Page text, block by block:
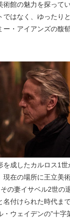
術館の魅力を探って
ではなく、ゆったり
ー・アイアンズの馥
を成したカルロス1
現在の場所に王立美
の妻イサベル2世の
名付けられた時代ま
ウェイデンの”十字